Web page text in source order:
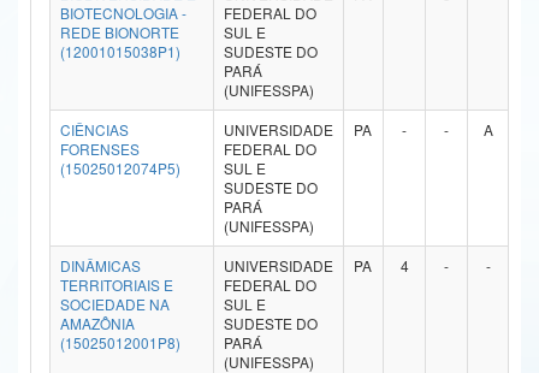
Ministério da Ciência, Tecnologia, Inovações e Comunicações
Ministério do Turismo
Ministério do Desenvolvimento Regional
Ministério da Mulher, da Família e dos Direitos Humanos
Secretaria-Geral
BIOTECNOLOGIA -
REDE BIONORTE
(12001015038P1)
FEDERAL DO
SUL E
SUDESTE DO
PARÁ
(UNIFESSPA)
CIÊNCIAS
FORENSES
(15025012074P5)
UNIVERSIDADE
FEDERAL DO
SUL E
SUDESTE DO
PARÁ
(UNIFESSPA)
PA - - A
DINÂMICAS
TERRITORIAIS E
SOCIEDADE NA
AMAZÔNIA
(15025012001P8)
UNIVERSIDADE
FEDERAL DO
SUL E
SUDESTE DO
PARÁ
(UNIFESSPA)
PA 4 - -